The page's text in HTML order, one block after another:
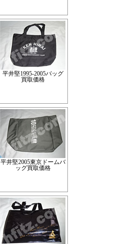
平井堅1995-2005バッグ
買取価格
平井堅2005東京ドームバ
ッグ買取価格